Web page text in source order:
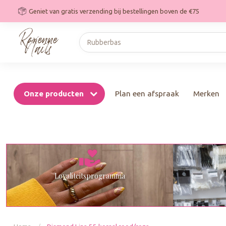
Geniet van gratis verzending bij bestellingen boven de €75
Onze producten Plan een afspraak Merken
Loyaliteitsprogramma